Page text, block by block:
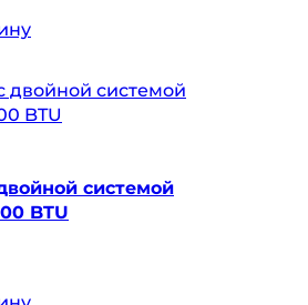
системой
BTU